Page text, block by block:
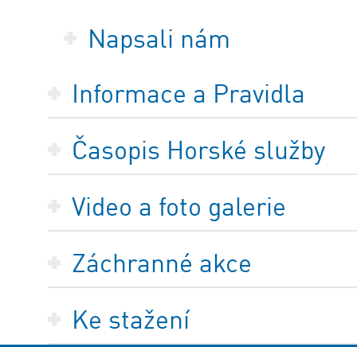
Napsali nám
Informace a Pravidla
Časopis Horské služby
Video a foto galerie
Záchranné akce
Ke stažení